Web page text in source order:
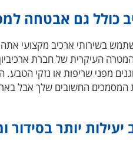
כולל גם אבטחה
בשירותי ארכיב מקצועי
העיקרית של חברת
המסמכים החשובים שלך אבל
יעילות יותר